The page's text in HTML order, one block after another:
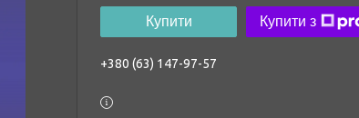
Купити Купити з
+380 (63) 147-97-57